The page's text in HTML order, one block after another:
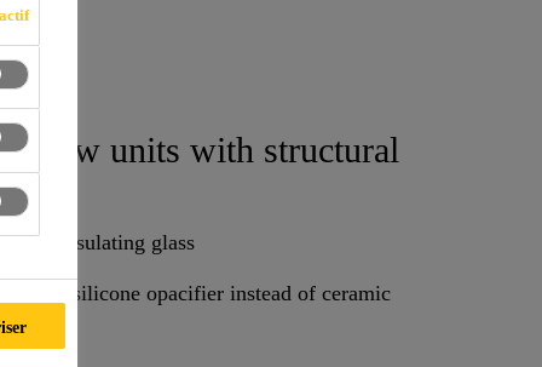
units with structural
insulating glass
with silicone opacifier instead of ceramic